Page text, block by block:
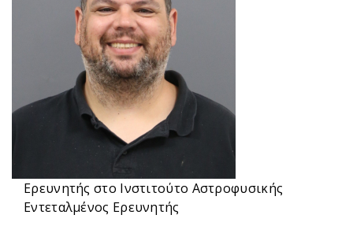
Ερευνητής στο Ινστιτούτο Αστροφυσικής
Εντεταλμένος Ερευνητής